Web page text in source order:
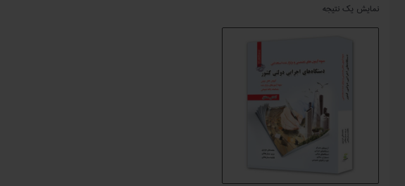
نمایش یک نتیجه